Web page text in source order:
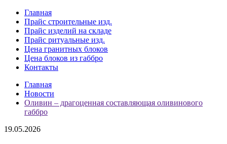
Главная
Прайс строительные изд.
Прайс изделий на складе
Прайс ритуальные изд.
Цена гранитных блоков
Цена блоков из габбро
Контакты
Главная
Новости
Оливин – драгоценная составляющая оливинового
габбро
19.05.2026